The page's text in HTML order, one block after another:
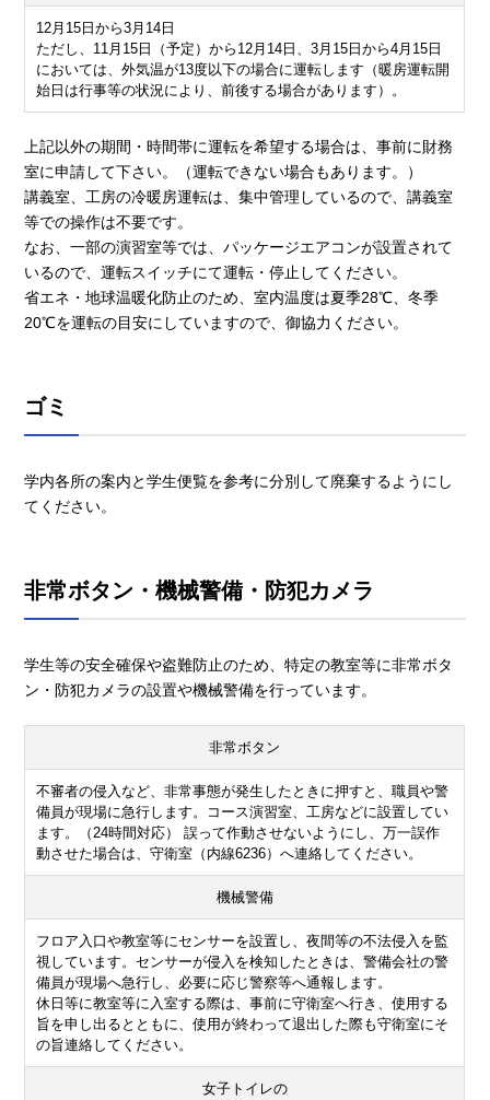
12月15日から3月14日
ただし、11月15日（予定）から12月14日、3月15日から4月15日
においては、外気温が13度以下の場合に運転します（暖房運転開
始日は行事等の状況により、前後する場合があります）。
上記以外の期間・時間帯に運転を希望する場合は、事前に財務
室に申請して下さい。（運転できない場合もあります。）
講義室、工房の冷暖房運転は、集中管理しているので、講義室
等での操作は不要です。
なお、一部の演習室等では、パッケージエアコンが設置されて
いるので、運転スイッチにて運転・停止してください。
省エネ・地球温暖化防止のため、室内温度は夏季28℃、冬季
20℃を運転の目安にしていますので、御協力ください。
ゴミ
学内各所の案内と学生便覧を参考に分別して廃棄するようにし
てください。
非常ボタン・機械警備・防犯カメラ
学生等の安全確保や盗難防止のため、特定の教室等に非常ボタ
ン・防犯カメラの設置や機械警備を行っています。
非常ボタン
不審者の侵入など、非常事態が発生したときに押すと、職員や警
備員が現場に急行します。コース演習室、工房などに設置してい
ます。（24時間対応） 誤って作動させないようにし、万一誤作
動させた場合は、守衛室（内線6236）へ連絡してください。
機械警備
フロア入口や教室等にセンサーを設置し、夜間等の不法侵入を監
視しています。センサーが侵入を検知したときは、警備会社の警
備員が現場へ急行し、必要に応じ警察等へ通報します。
休日等に教室等に入室する際は、事前に守衛室へ行き、使用する
旨を申し出るとともに、使用が終わって退出した際も守衛室にそ
の旨連絡してください。
女子トイレの